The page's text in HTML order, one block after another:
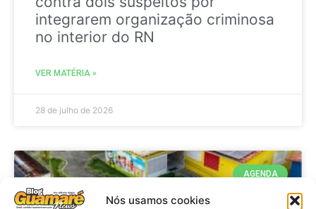
Nós usamos cookies
integrarem organização criminosa
no interior do RN
VER MATÉRIA »
28 de julho de 2026
AGENDA